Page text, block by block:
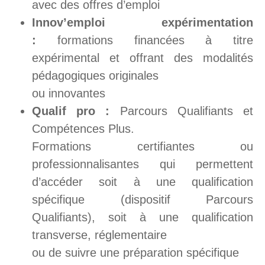
avec des offres d’emploi
Innov’emploi expérimentation
: formations financées à titre
expérimental et offrant des modalités
pédagogiques originales
ou innovantes
Qualif pro :
Parcours Qualifiants et
Compétences Plus.
Formations certifiantes ou
professionnalisantes qui permettent
d’accéder soit à une qualification
spécifique (dispositif Parcours
Qualifiants), soit à une qualification
transverse, réglementaire
ou de suivre une préparation spécifique